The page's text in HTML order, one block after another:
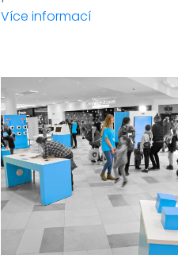
Více informací